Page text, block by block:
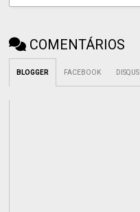
COMENTÁRIOS
BLOGGER FACEBOOK DISQUS